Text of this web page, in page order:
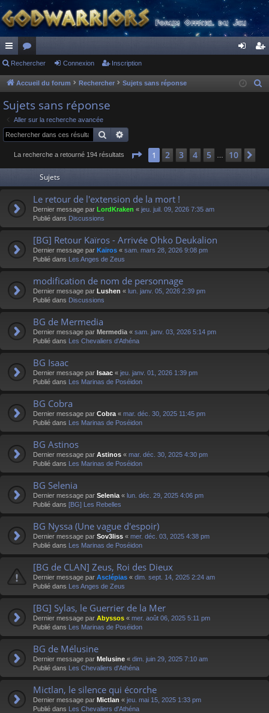
ac
co
ur
ci
s
or
u
s
ne cri
Rechercher Connexion Inscription
Accueil du forum Rechercher Sujets sans réponse
e
Sujets sans réponse
Aller sur la recherche avancée
Rechercher
La recherche a retourné 194 résultats Page 1sur 10
1 2 3 4 5 10
Sujets
Le retour de l'extension de la mort !
Dernier message par LordKraken « jeu. juil. 09, 2026 7:35 am
Publié dans Discussions
[BG] Retour Kaïros - Arrivée Ohko Deukalion
Dernier message par Kaïros « sam. mars 28, 2026 9:08 pm
Publié dans Les Anges de Zeus
modification de nom de personnage
Dernier message par Lushen « lun. janv. 05, 2026 2:39 pm
Publié dans Discussions
BG de Mermedia
Dernier message par Mermedia « sam. janv. 03, 2026 5:14 pm
Publié dans Les Chevaliers d'Athéna
BG Isaac
Dernier message par Isaac « jeu. janv. 01, 2026 1:39 pm
Publié dans Les Marinas de Poséidon
BG Cobra
Dernier message par Cobra « mar. déc. 30, 2025 11:45 pm
Publié dans Les Marinas de Poséidon
BG Astinos
Dernier message par Astinos « mar. déc. 30, 2025 4:30 pm
Publié dans Les Marinas de Poséidon
BG Selenia
Dernier message par Selenia « lun. déc. 29, 2025 4:06 pm
Publié dans [BG] Les Rebelles
BG Nyssa (Une vague d'espoir)
Dernier message par Sov3liss « mer. déc. 03, 2025 4:38 pm
Publié dans Les Marinas de Poséidon
[BG de CLAN] Zeus, Roi des Dieux
Dernier message par Asclépias « dim. sept. 14, 2025 2:24 am
Publié dans Les Anges de Zeus
[BG] Sylas, le Guerrier de la Mer
Dernier message par Abyssos « mer. août 06, 2025 5:11 pm
Publié dans Les Marinas de Poséidon
BG de Mélusine
Dernier message par Melusine « dim. juin 29, 2025 7:10 am
Publié dans Les Chevaliers d'Athéna
Mictlan, le silence qui écorche
Dernier message par Mictlan « jeu. mai 15, 2025 1:33 pm
Publié dans Les Chevaliers d'Athéna